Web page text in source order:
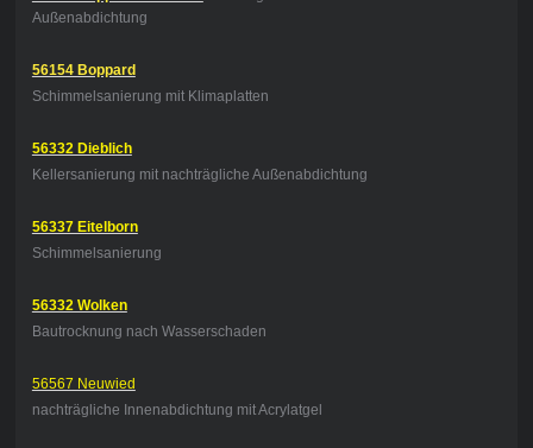
Außenabdichtung
56154 Boppard
Schimmelsanierung mit Klimaplatten
56332 Dieblich
Kellersanierung mit nachträgliche Außenabdichtung
56337 Eitelborn
Schimmelsanierung
56332 Wolken
Bautrocknung nach Wasserschaden
56567 Neuwied
nachträgliche Innenabdichtung mit Acrylatgel